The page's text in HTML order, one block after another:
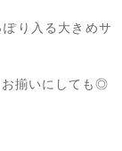
り入る大きめサ
お揃いにしても◎